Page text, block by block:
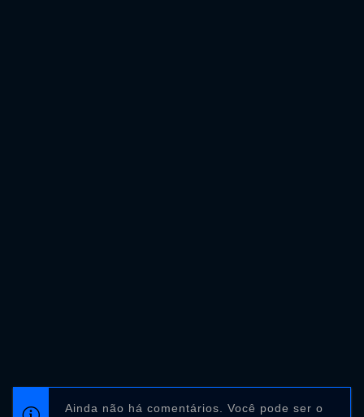
Ainda não há comentários. Você pode ser o